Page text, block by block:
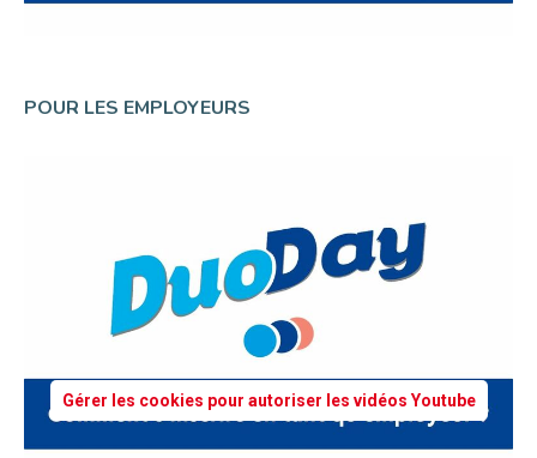
POUR LES EMPLOYEURS
Gérer les cookies pour autoriser les vidéos Youtube